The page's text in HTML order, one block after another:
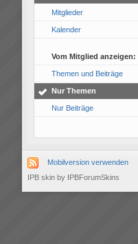
Mitglieder
Kalender
Vom Mitglied anzeigen:
Themen und Beiträge
Nur Themen
Nur Beiträge
Mobilversion verwenden
IPB skin by IPBForumSkins